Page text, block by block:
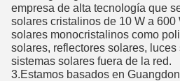
empresa de alta tecnología que
solares cristalinos de 10 W a 600
solares monocristalinos como
solares, reflectores solares,
sistemas solares fuera de la red.
3.Estamos basados ​​en